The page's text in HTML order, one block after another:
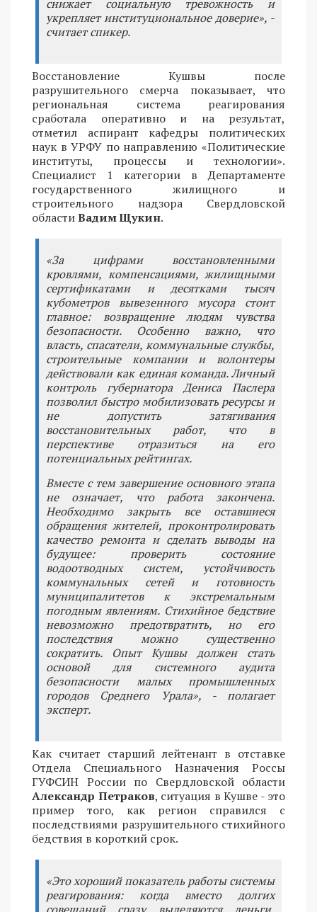
снижает социальную тревожность и
укрепляет институциональное доверие», -
считает спикер.
Восстановление Кушвы после
разрушительного смерча показывает, что
региональная система реагирования
сработала оперативно и на результат,
отметил аспирант кафедры политических
наук в УРФУ по направлению «Политические
институты, процессы и технологии».
Специалист 1 категории в Департаменте
государственного жилищного и
строительного надзора Свердловской
областиВадим Щукин.
«За цифрами восстановленными
кровлями, компенсациями, жилищными
сертификатами и десятками тысяч
кубометров вывезенного мусора стоит
главное: возвращение людям чувства
безопасности. Особенно важно, что
власть, спасатели, коммунальные службы,
строительные компании и волонтеры
действовали как единая команда. Личный
контроль губернатора Дениса Паслера
позволил быстро мобилизовать ресурсы и
не допустить затягивания
восстановительных работ, что в
перспективе отразиться на его
потенциальных рейтингах.
Вместе с тем завершение основного этапа
не означает, что работа закончена.
Необходимо закрыть все оставшиеся
обращения жителей, проконтролировать
качество ремонта и сделать выводы на
будущее: проверить состояние
водоотводных систем, устойчивость
коммунальных сетей и готовность
муниципалитетов к экстремальным
погодным явлениям. Стихийное бедствие
невозможно предотвратить, но его
последствия можно существенно
сократить. Опыт Кушвы должен стать
основой для системного аудита
безопасности малых промышленных
городов Среднего Урала», - полагает
эксперт.
Как считает старший лейтенант в отставке
Отдела Специального Назначения Россы
ГУФСИН России по Свердловской области
Александр Петраков, ситуация в Кушве - это
пример того, как регион справился с
последствиями разрушительного стихийного
бедствия в короткий срок.
«Это хороший показатель работы системы
реагирования: когда вместо долгих